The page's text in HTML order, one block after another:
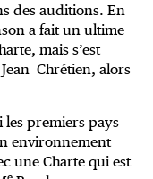
des auditions. En
a fait un ultime
mais s’est
Chrétien, alors
premiers pays
environnement
une Charte qui est